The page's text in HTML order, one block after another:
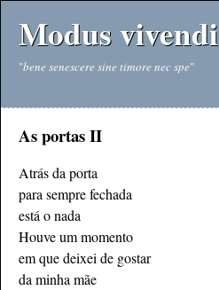
Modus vivendi
"bene senescere sine timore nec spe"
As portas II
Atrás da porta
para sempre fechada
está o nada
Houve um momento
em que deixei de gostar
da minha mãe